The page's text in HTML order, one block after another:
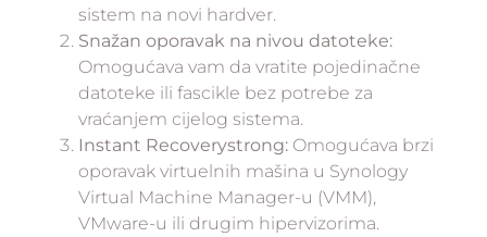
sistem na novi hardver.
Snažan oporavak na nivou datoteke:
Omogućava vam da vratite pojedinačne
datoteke ili fascikle bez potrebe za
vraćanjem cijelog sistema.
Instant Recoverystrong: Omogućava brzi
oporavak virtuelnih mašina u Synology
Virtual Machine Manager-u (VMM),
VMware-u ili drugim hipervizorima.